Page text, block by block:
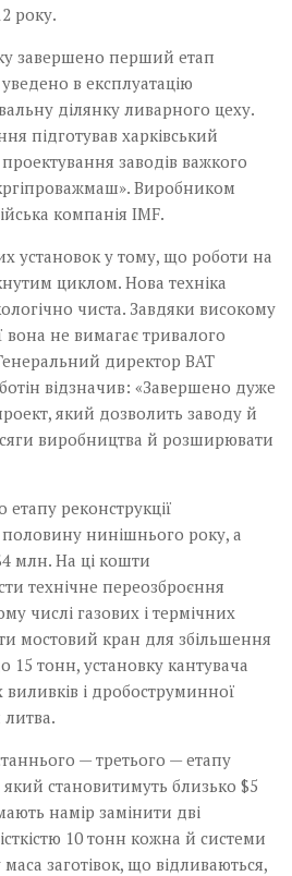
року.
завершено перший етап
в експлуатацію
ділянку ливарного цеху.
підготував харківський
заводів важкого
Виробником
компанія IMF.
установок у тому, що роботи на
циклом. Нова техніка
чиста. Завдяки високому
вона не вимагає тривалого
директор ВАТ
відзначив: «Завершено дуже
який дозволить заводу й
виробництва й розширювати
реконструкції
нинішнього року, а
млн. На ці кошти
технічне переозброєння
числі газових і термічних
мостовий кран для збільшення
15 тонн, установку кантувача
і дробоструминної
— третього — етапу
який становитимуть близько $5
намір замінити дві
10 тонн кожна й системи
заготівок, що відливаються,